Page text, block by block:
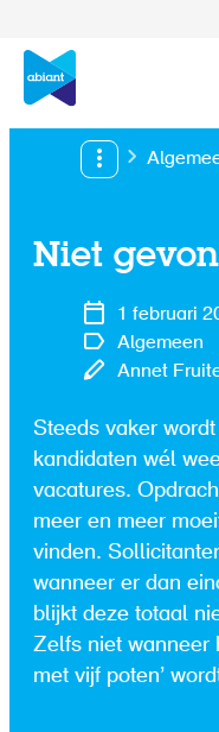
Niet
1 februari
Algemeen
Annet
Steeds vaker
kandidaten wél
vacatures.
meer en meer
vinden.
wanneer er dan
blijkt deze totaal
Zelfs niet wanneer
met vijf poten’